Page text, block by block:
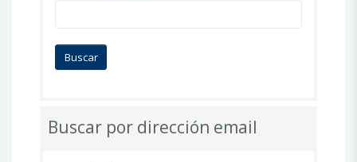
Buscar por dirección email